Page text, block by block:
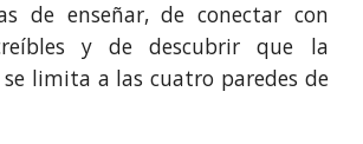
de enseñar, de conectar con
y de descubrir que la
limita a las cuatro paredes de